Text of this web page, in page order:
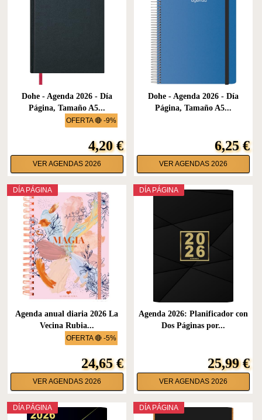
OFERTA 🔴 -9%
Dohe - Agenda 2026 - Día
Página, Tamaño A5...
4,20 €
VER AGENDAS 2026
Dohe - Agenda 2026 - Día
Página, Tamaño A5...
6,25 €
VER AGENDAS 2026
OFERTA 🔴 -5%
DÍA PÁGINA
Agenda anual diaria 2026 La
Vecina Rubia...
24,65 €
VER AGENDAS 2026
DÍA PÁGINA
Agenda 2026: Planificador con
Dos Páginas por...
25,99 €
VER AGENDAS 2026
DÍA PÁGINA DÍA PÁGINA